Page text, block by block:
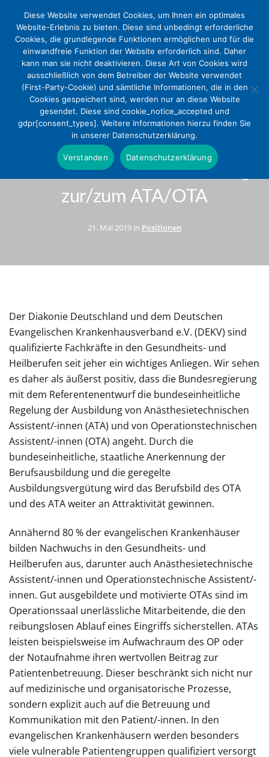
Gemeinsame Stellungnahme
zum Referentenentwurf eines
Gesetzes über die Ausbildung
zur/zum ATA/OTA
21. Mai 2019 in Positionen
Der Diakonie Deutschland und dem Deutschen
Evangelischen Krankenhausverband e.V. (DEKV) sind
qualifizierte Fachkräfte in den Gesundheits- und
Heilberufen seit jeher ein wichtiges Anliegen. Wir sehen
es daher als äußerst positiv, dass die Bundesregierung
mit dem Referentenentwurf die bundeseinheitliche
Regelung der Ausbildung von Anästhesietechnischen
Assistent/-innen (ATA) und von Operationstechnischen
Assistent/-innen (OTA) angeht. Durch die
bundeseinheitliche, staatliche Anerkennung der
Berufsausbildung und die geregelte
Ausbildungsvergütung wird das Berufsbild des OTA
und des ATA weiter an Attraktivität gewinnen.
Annähernd 80 % der evangelischen Krankenhäuser
bilden Nachwuchs in den Gesundheits- und
Heilberufen aus, darunter auch Anästhesietechnische
Assistent/-innen und Operationstechnische Assistent/-
innen. Gut ausgebildete und motivierte OTAs sind im
Operationssaal unerlässliche Mitarbeitende, die den
reibungslosen Ablauf eines Eingriffs sicherstellen. ATAs
leisten beispielsweise im Aufwachraum des OP oder
der Notaufnahme ihren wertvollen Beitrag zur
Patientenbetreuung. Dieser beschränkt sich nicht nur
auf medizinische und organisatorische Prozesse,
sondern explizit auch auf die Betreuung und
Kommunikation mit den Patient/-innen. In den
evangelischen Krankenhäusern werden besonders
viele vulnerable Patientengruppen qualifiziert versorgt
Diese Website verwendet Cookies, um Ihnen ein optimales
Website-Erlebnis zu bieten. Diese sind unbedingt erforderliche
Cookies, die grundlegende Funktionen ermöglichen und für die
einwandfreie Funktion der Website erforderlich sind. Daher
kann man sie nicht deaktivieren. Diese Art von Cookies wird
ausschließlich von dem Betreiber der Website verwendet
(First-Party-Cookie) und sämtliche Informationen, die in den
Cookies gespeichert sind, werden nur an diese Website
gesendet. Diese sind cookie_notice_accepted und
gdpr[consent_types]. Weitere Informationen hierzu finden Sie
in unserer Datenschutzerklärung.
Verstanden Datenschutzerklärung